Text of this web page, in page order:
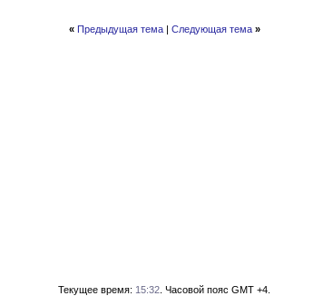
« Предыдущая тема| Следующая тема »
Текущее время: 15:32 . Часовой пояс GMT +4.